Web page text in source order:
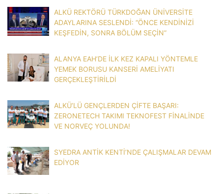
ALKÜ REKTÖRÜ TÜRKDOĞAN ÜNİVERSİTE
ADAYLARINA SESLENDİ: “ÖNCE KENDİNİZİ
KEŞFEDİN, SONRA BÖLÜM SEÇİN”
ALANYA EAH’DE İLK KEZ KAPALI YÖNTEMLE
YEMEK BORUSU KANSERİ AMELİYATI
GERÇEKLEŞTİRİLDİ
ALKÜ’LÜ GENÇLERDEN ÇİFTE BAŞARI:
ZERONETECH TAKIMI TEKNOFEST FİNALİNDE
VE NORVEÇ YOLUNDA!
SYEDRA ANTİK KENTİ’NDE ÇALIŞMALAR DEVAM
EDİYOR